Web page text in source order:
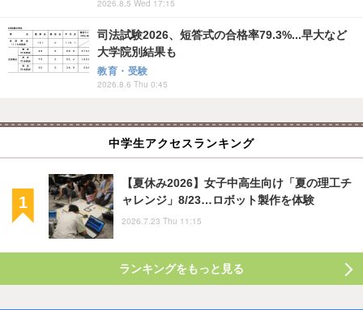
2026.8.5 Wed 17:15
司法試験2026、短答式の合格率79.3%...早大など
大学院別結果も
教育・受験
2026.8.6 Thu 0:45
中学生アクセスランキング
【夏休み2026】女子中高生向け「夏の理工チ
ャレンジ」8/23…ロボット製作を体験
2026.7.23 Thu 11:15
ランキングをもっと見る